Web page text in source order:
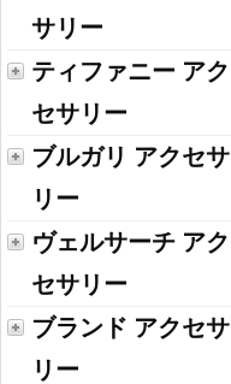
サリー
ティファニー アク
セサリー
ブルガリ アクセサ
リー
ヴェルサーチ アク
セサリー
ブランド アクセサ
リー